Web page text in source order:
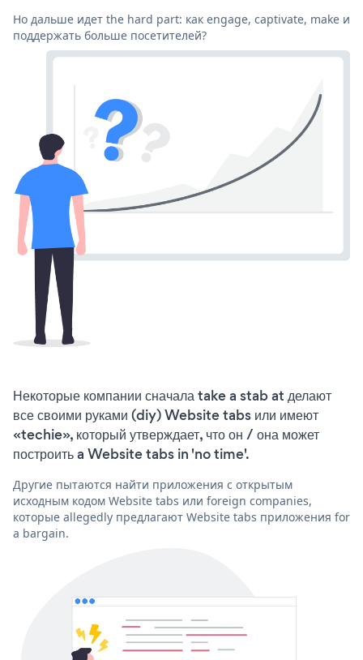
Но дальше идет the hard part: как engage, captivate, make и
поддержать больше посетителей?
Некоторые компании сначала take a stab at делают
все своими руками (diy) Website tabs или имеют
«techie», который утверждает, что он / она может
построить a Website tabs in 'no time'.
Другие пытаются найти приложения с открытым
исходным кодом Website tabs или foreign companies,
которые allegedly предлагают Website tabs приложения for
a bargain.